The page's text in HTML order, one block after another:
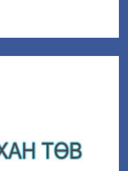
Караоке паб, Халуун